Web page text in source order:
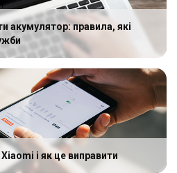
акумулятор: правила, які
і як це виправити